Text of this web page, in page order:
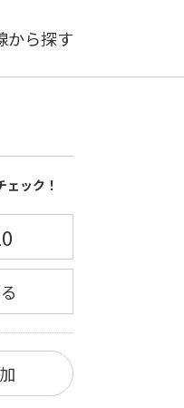
から探す
ック！